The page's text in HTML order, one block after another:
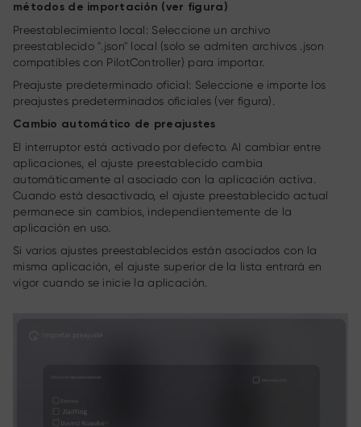
métodos de importación (ver figura)
Preestablecimiento local: Seleccione un archivo
preestablecido ".json" local (solo se admiten archivos .json
compatibles con PilotController) para importar.
Preajuste predeterminado oficial: Seleccione e importe los
preajustes predeterminados oficiales (ver figura).
Cambio automático de preajustes
El interruptor está activado por defecto. Al cambiar entre
aplicaciones, el ajuste preestablecido cambia
automáticamente al asociado con la aplicación activa.
Cuando está desactivado, el ajuste preestablecido actual
permanece sin cambios, independientemente de la
aplicación en uso.
Si varios ajustes preestablecidos están asociados con la
misma aplicación, el ajuste superior de la lista entrará en
vigor cuando se inicie la aplicación.